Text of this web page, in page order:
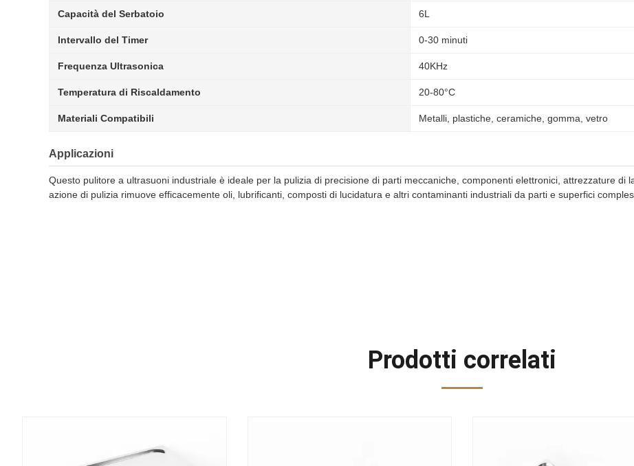
Capacità del Serbatoio 6L
Intervallo del Timer 0-30 minuti
Frequenza Ultrasonica 40KHz
Temperatura di Riscaldamento 20-80°C
Materiali Compatibili Metalli, plastiche, ceramiche, gomma, vetro
Applicazioni
Questo pulitore a ultrasuoni industriale è ideale per la pulizia di precisione di parti meccaniche, componenti elettronici, attrezzature di
azione di pulizia rimuove efficacemente oli, lubrificanti, composti di lucidatura e altri contaminanti industriali da parti e superfici
Prodotti correlati